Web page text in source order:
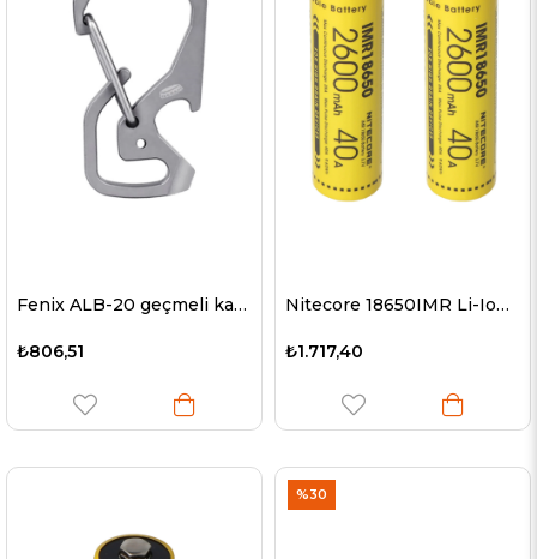
Fenix ALB-20 geçmeli kanca, çok fonksiyonlu geçmeli kanca Tc4 Titan
₺806,51
Nitecore 18650IMR Li-Ion pil - 2600mAh / 40A
₺1.717,40
%30